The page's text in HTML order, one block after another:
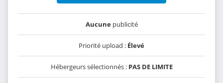
Aucunepublicité
Priorité upload : Élevé
Hébergeurs sélectionnés : PAS DE LIMITE